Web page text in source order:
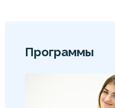
Программы